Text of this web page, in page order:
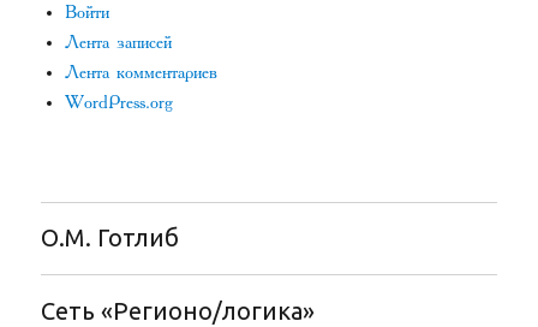
Войти
Лента записей
Лента комментариев
WordPress.org
О.М. Готлиб
Сеть «Регионо/логика»